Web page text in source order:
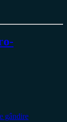
gândire